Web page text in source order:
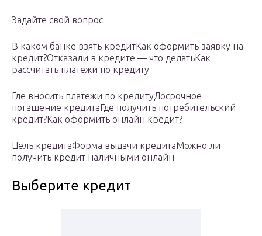
Задайте свой вопрос
В каком банке взять кредитКак оформить заявку на
кредит?Отказали в кредите — что делатьКак
рассчитать платежи по кредиту
Где вносить платежи по кредитуДосрочное
погашение кредитаГде получить потребительский
кредит?Как оформить онлайн кредит?
Цель кредитаФорма выдачи кредитаМожно ли
получить кредит наличными онлайн
Выберите кредит